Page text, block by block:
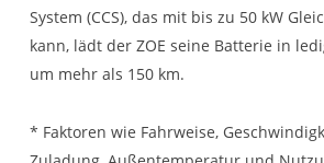
System (CCS), das mit bis zu 50 kW
kann, lädt der ZOE seine Batterie in
um mehr als 150 km.
* Faktoren wie Fahrweise,